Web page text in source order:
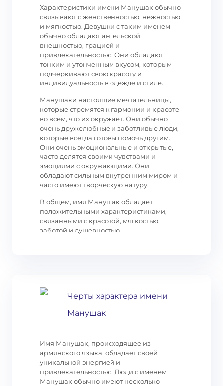
Характеристики имени Манушак обычно
связывают с женственностью, нежностью
и мягкостью. Девушки с таким именем
обычно обладают ангельской
внешностью, грацией и
привлекательностью. Они обладают
тонким и утонченным вкусом, которым
подчеркивают свою красоту и
индивидуальность в одежде и стиле.
Манушаки настоящие мечтательницы,
которые стремятся к гармонии и красоте
во всем, что их окружает. Они обычно
очень дружелюбные и заботливые люди,
которые всегда готовы помочь другим.
Они очень эмоциональные и открытые,
часто делятся своими чувствами и
эмоциями с окружающими. Они
обладают сильным внутренним миром и
часто имеют творческую натуру.
В общем, имя Манушак обладает
положительными характеристиками,
связанными с красотой, мягкостью,
заботой и душевностью.
Черты характера имени
Манушак
Имя Манушак, происходящее из
армянского языка, обладает своей
уникальной энергией и
привлекательностью. Люди с именем
Манушак обычно имеют несколько